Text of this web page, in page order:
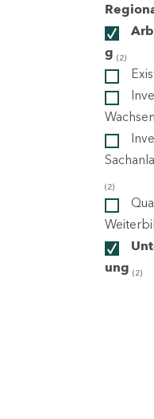
g (2)
Wachsen
(2)
ung (2)